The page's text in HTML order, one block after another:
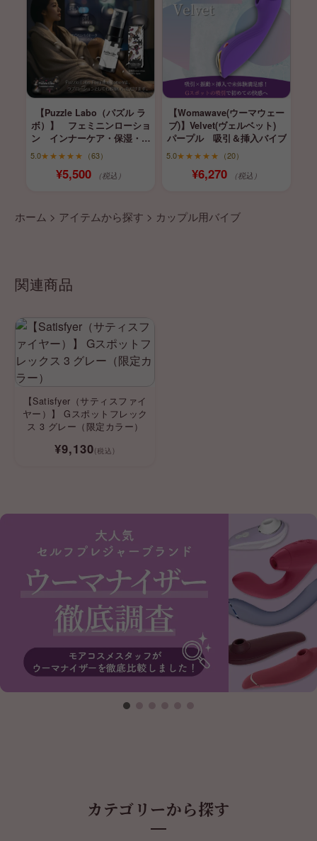
【Puzzle Labo（パズル ラ
ボ）】 フェミニンローショ
ン インナーケア・保湿・育
膣
5.0★★★★★ （63）
¥5,500 （税込）
【Womawave(ウーマウェー
ブ)】Velvet(ヴェルベット)
パープル 吸引＆挿入バイブ
5.0★★★★★ （20）
¥6,270 （税込）
ホーム > アイテムから探す > カップル用バイブ
関連商品
【Satisfyer（サティスファイ
ヤー）】 Gスポットフレック
ス 3 グレー（限定カラー）
¥9,130(税込)
カテゴリーから探す